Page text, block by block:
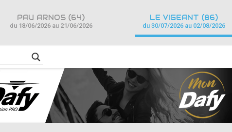
PAU ARNOS (64)
du 18/06/2026 au 21/06/2026
LE VIGEANT (86)
du 30/07/2026 au 02/08/2026